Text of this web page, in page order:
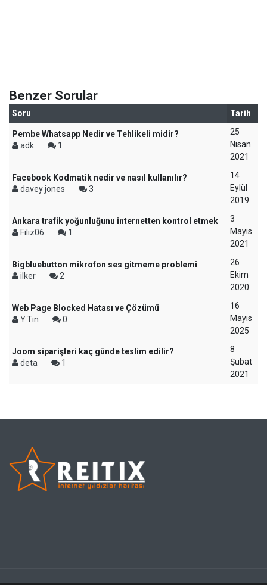
Benzer Sorular
Soru Tarih
Pembe Whatsapp Nedir ve Tehlikeli midir?
adk
1
25
Nisan
2021
Facebook Kodmatik nedir ve nasıl kullanılır?
davey jones
3
14
Eylül
2019
Ankara trafik yoğunluğunu internetten kontrol etmek
Filiz06
1
3
Mayıs
2021
Bigbluebutton mikrofon ses gitmeme problemi
ilker
2
26
Ekim
2020
Web Page Blocked Hatası ve Çözümü
Y.Tin
0
16
Mayıs
2025
Joom siparişleri kaç günde teslim edilir?
deta
1
8
Şubat
2021